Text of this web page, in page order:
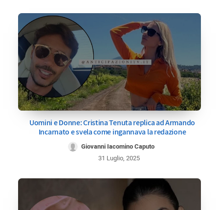
Uomini e Donne: Cristina Tenuta replica ad Armando
Incarnato e svela come ingannava la redazione
Giovanni Iacomino Caputo
31 Luglio, 2025